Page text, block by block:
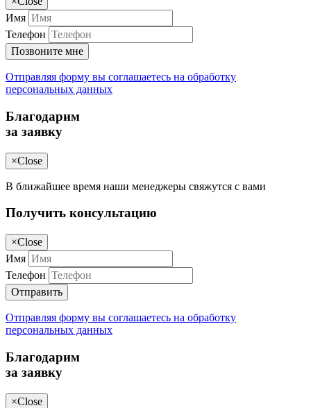
Имя
Телефон
Позвоните мне
Отправляя форму вы соглашаетесь на обработку
персональных данных
Благодарим
за заявку
×Close
В ближайшее время наши менеджеры свяжутся с вами
Получить консультацию
×Close
Имя
Телефон
Отправить
Отправляя форму вы соглашаетесь на обработку
персональных данных
Благодарим
за заявку
×Close